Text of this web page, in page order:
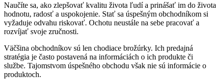
Naučíte sa, ako zlepšovať kvalitu života ľudí a prinášať im do života
hodnotu, radosť a uspokojenie. Stať sa úspešným obchodníkom si
vyžaduje odvahu riskovať. Ochotu neustále na sebe pracovať a
rozvíjať svoje zručnosti.
Väčšina obchodníkov sú len chodiace brožúrky. Ich predajná
stratégia je často postavená na informáciách o ich produkte či
službe. Tajomstvom úspešného obchodu však nie sú informácie o
produktoch.